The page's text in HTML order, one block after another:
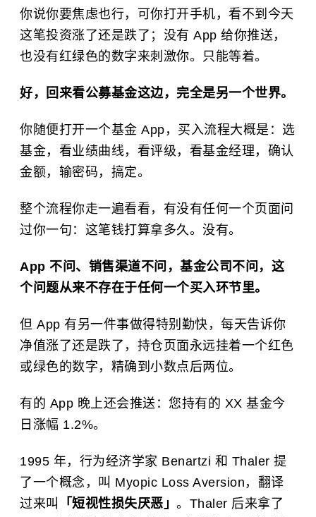
你说你要焦虑也行，可你打开手机，看不到今天
这笔投资涨了还是跌了；没有 App 给你推送，
也没有红绿色的数字来刺激你。只能等着。
好，回来看公募基金这边，完全是另一个世界。
你随便打开一个基金 App，买入流程大概是：选
基金，看业绩曲线，看评级，看基金经理，确认
金额，输密码，搞定。
整个流程你走一遍看看，有没有任何一个页面问
过你一句：这笔钱打算拿多久。没有。
App 不问、销售渠道不问，基金公司不问，这
个问题从来不存在于任何一个买入环节里。
但 App 有另一件事做得特别勤快，每天告诉你
净值涨了还是跌了，持仓页面永远挂着一个红色
或绿色的数字，精确到小数点后两位。
有的 App 晚上还会推送：您持有的 XX 基金今
日涨幅 1.2%。
1995 年，行为经济学家 Benartzi 和 Thaler 提
了一个概念，叫 Myopic Loss Aversion，翻译
过来叫
「短视性损失厌恶」 。Thaler 后来拿了